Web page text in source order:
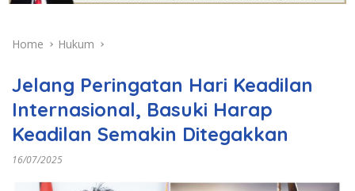
Home Hukum
Jelang Peringatan Hari Keadilan
Internasional, Basuki Harap
Keadilan Semakin Ditegakkan
16/07/2025